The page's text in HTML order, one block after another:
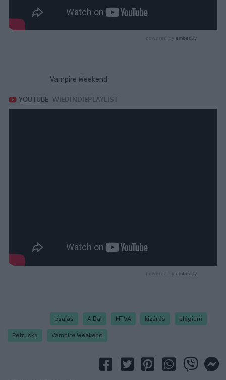
Vampire Weekend:
csalás A Dal MTVA kizárás plágium
Petruska Vampire Weekend